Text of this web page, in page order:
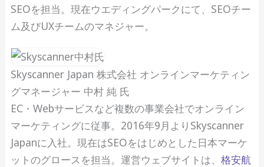
SEOを担当。現在ウエディングパークにて、SEOチー
ム及びUXチームのマネジャー。
Skyscanner Japan 株式会社 オンラインマーケティン
グマネージャー 中村 純 氏
EC・Webサービスなど複数の事業会社でオンライン
マーケティングに従事。2016年9月よりSkyscanner
Japanに入社。現在はSEOをはじめとした日本マーケ
ットのグロースを担当。運営ウェブサイトは、 格安航